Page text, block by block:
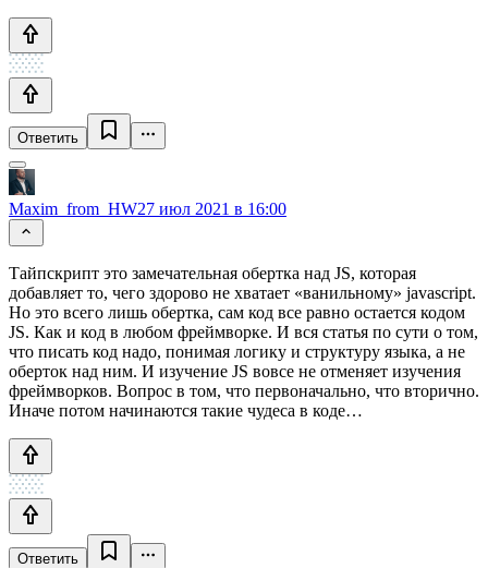
Ответить
Maxim_from_HW27 июл 2021 в 16:00
Тайпскрипт это замечательная обертка над JS, которая
добавляет то, чего здорово не хватает «ванильному» javascript.
Но это всего лишь обертка, сам код все равно остается кодом
JS. Как и код в любом фреймворке. И вся статья по сути о том,
что писать код надо, понимая логику и структуру языка, а не
оберток над ним. И изучение JS вовсе не отменяет изучения
фреймворков. Вопрос в том, что первоначально, что вторично.
Иначе потом начинаются такие чудеса в коде…
Ответить